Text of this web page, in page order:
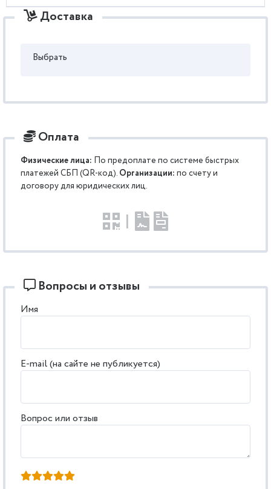
Доставка
Выбрать
Оплата
Физические лица: По предоплате по системе быстрых
платежей СБП (QR-код). Организации: по счету и
договору для юридических лиц.
|
Вопросы и отзывы
Имя
E-mail (на сайте не публикуется)
Вопрос или отзыв